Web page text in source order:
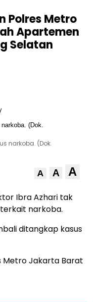
Polres Metro
Apartemen
Selatan
narkoba. (Dok.
A A A
Ibra Azhari tak
narkoba.
ditangkap kasus
Metro Jakarta Barat